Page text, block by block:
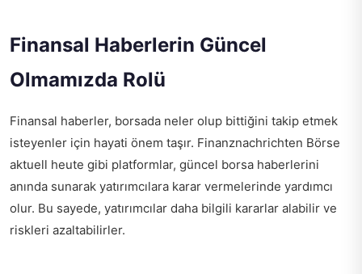
Finansal Haberlerin Güncel
Olmamızda Rolü
Finansal haberler, borsada neler olup bittiğini takip etmek
isteyenler için hayati önem taşır. Finanznachrichten Börse
aktuell heute gibi platformlar, güncel borsa haberlerini
anında sunarak yatırımcılara karar vermelerinde yardımcı
olur. Bu sayede, yatırımcılar daha bilgili kararlar alabilir ve
riskleri azaltabilirler.